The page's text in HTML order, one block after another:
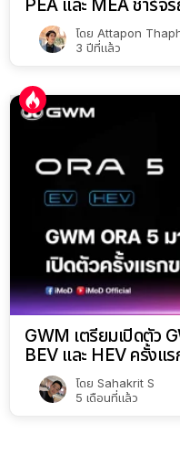
PEA และ MEA ชาร์จ
โดย Attapon
3 ปีที่แล้ว
GWM เตรียมเปิดตัว
BEV และ HEV ครั้งแ
โดย Sahakrit S
5 เดือนที่แล้ว